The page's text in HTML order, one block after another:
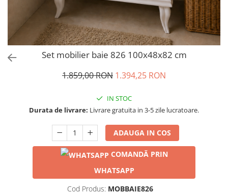
Set mobilier baie 826 100x48x82 cm
1.859,00 RON 1.394,25 RON
IN STOC
Durata de livrare: Livrare gratuita in 3-5 zile lucratoare.
ADAUGA IN COS
COMANDĂ PRIN
WHATSAPP
Cod Produs: MOBBAIE826